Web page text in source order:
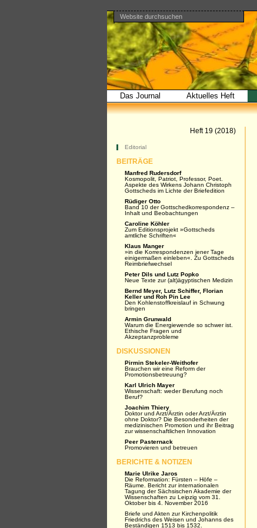
Direkt
zum
Inhalt
|
Direkt
zur
Navigation
Benutzerspezifische
Werkzeuge
Website durchsuchen
Erweiterte
Suche…
Bereiche
Das Journal Aktuelles Heft
Heft 19 (2018)
Editorial
BEITRÄGE
Manfred Rudersdorf
Kosmopolit, Patriot, Professor, Poet.
Aspekte des Wirkens Johann Christoph
Gottscheds im Lichte der Briefedition
Rüdiger Otto
Band 10 der Gottschedkorrespondenz –
Inhalt und Beobachtungen
Caroline Köhler
Zum Editionsprojekt »Gottscheds
amtliche Schriften«
Klaus Manger
»in die Korrespondenzen jener Tage
einigermaßen einleben«. Zu Gottscheds
Reimbriefwechsel
Peter Dils und Lutz Popko
Neue Texte zur (alt)ägyptischen Medizin
Bernd Meyer, Lutz Schiffer, Florian
Keller und Roh Pin Lee
Den Kohlenstoffkreislauf in Schwung
bringen
Armin Grunwald
Warum die Energiewende so schwer ist.
Ethische Fragen und
Akzeptanzprobleme
DISKUSSIONEN
Pirmin Stekeler-Weithofer
Brauchen wir eine Reform der
Promotionsbetreuung?
Karl Ulrich Mayer
Wissenschaft: weder Berufung noch
Beruf?
Joachim Thiery
Doktor und Arzt/Ärztin oder Arzt/Ärztin
ohne Doktor? Die Besonderheiten der
medizinischen Promotion und ihr Beitrag
zur wissenschaftlichen Innovation
Peer Pasternack
Promovieren und betreuen
BERICHTE & NOTIZEN
Marie Ulrike Jaros
Die Reformation: Fürsten – Höfe –
Räume. Bericht zur internationalen
Tagung der Sächsischen Akademie der
Wissenschaften zu Leipzig vom 31.
Oktober bis 4. November 2016
Briefe und Akten zur Kirchenpolitik
Friedrichs des Weisen und Johanns des
Beständigen 1513 bis 1532.